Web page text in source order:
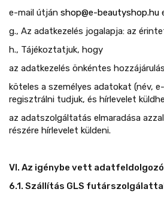
e-mail útján shop@e-beautyshop.hu
g., Az adatkezelés jogalapja: az
h., Tájékoztatjuk, hogy
az adatkezelés önkéntes
köteles a személyes adatokat (név,
regisztrálni tudjuk, és hírlevelet
az adatszolgáltatás elmaradása
részére hírlevelet küldeni.
VI. Az igénybe vett
6.1. Szállítás GLS